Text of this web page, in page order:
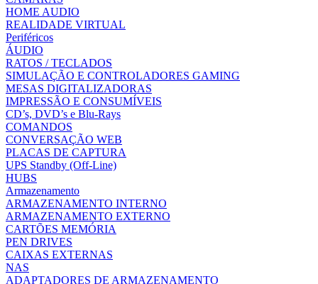
HOME AUDIO
REALIDADE VIRTUAL
Periféricos
ÁUDIO
RATOS / TECLADOS
SIMULAÇÃO E CONTROLADORES GAMING
MESAS DIGITALIZADORAS
IMPRESSÃO E CONSUMÍVEIS
CD’s, DVD’s e Blu-Rays
COMANDOS
CONVERSAÇÃO WEB
PLACAS DE CAPTURA
UPS Standby (Off-Line)
HUBS
Armazenamento
ARMAZENAMENTO INTERNO
ARMAZENAMENTO EXTERNO
CARTÕES MEMÓRIA
PEN DRIVES
CAIXAS EXTERNAS
NAS
ADAPTADORES DE ARMAZENAMENTO